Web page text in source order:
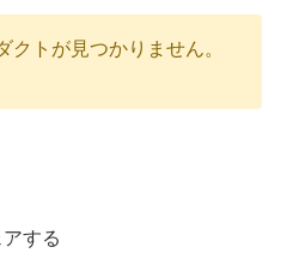
クトが見つかりません。
アする